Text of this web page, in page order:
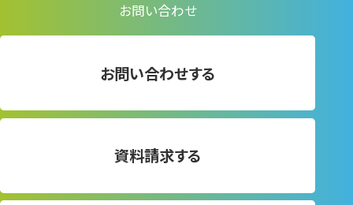
お問い合わせ
お問い合わせする
資料請求する